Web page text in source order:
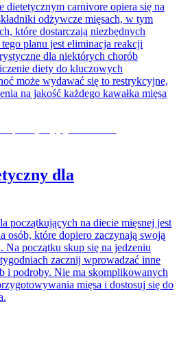
carnivore opiera się na
odżywcze mięsach, w tym
które dostarczają niezbędnych
planu jest eliminacja reakcji
dla niektórych chorób
diety do kluczowych
może wydawać się to restrykcyjne,
na jakość każdego kawałka mięsa
dla
początkujących na diecie mięsnej jest
osób, które dopiero zaczynają swoją
początku skup się na jedzeniu
zacznij wprowadzać inne
i podroby. Nie ma skomplikowanych
mięsa i dostosuj się do